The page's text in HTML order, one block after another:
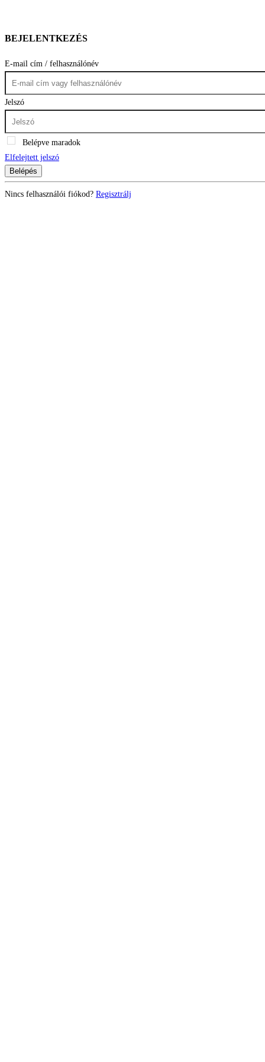
BEJELENTKEZÉS
E-mail cím / felhasználónév
Jelszó
Belépve maradok
Elfelejtett jelszó
Belépés
Nincs felhasználói fiókod? Regisztrálj